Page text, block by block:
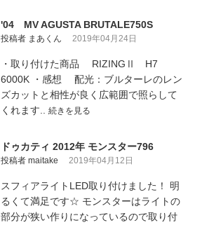
'04 MV AGUSTA BRUTALE750S
投稿者 まあくん 2019年04月24日
・取り付けた商品 RIZINGⅡ H7
6000K ・感想 配光：ブルターレのレン
ズカットと相性が良く広範囲で照らして
くれます.. 続きを見る
ドゥカティ 2012年 モンスター796
投稿者 maitake 2019年04月12日
スフィアライトLED取り付けました！ 明
るくて満足です☆ モンスターはライトの
部分が狭い作りになっているので取り付